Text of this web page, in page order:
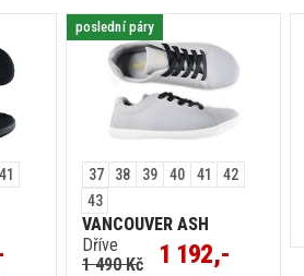
41
poslední páry
37 38 39 40 41
42
43
VANCOUVER ASH
Dříve
1 490 Kč
1 192,-